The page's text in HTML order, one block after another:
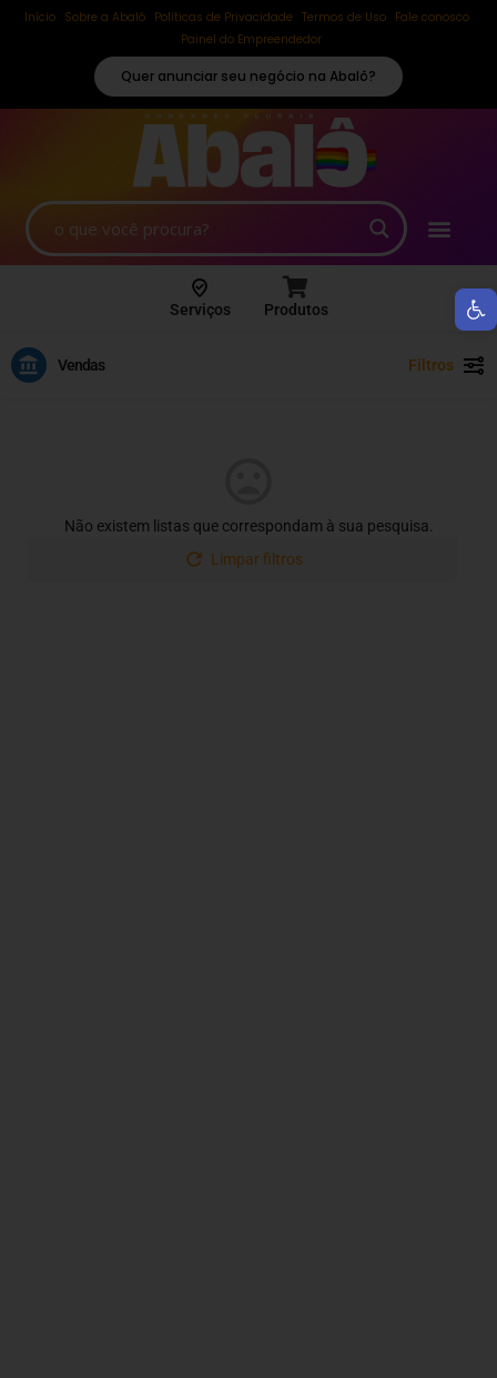
Início Sobre a Abalô Políticas de Privacidade Termos de Uso
Fale conosco
Painel do Empreendedor
Quer anunciar seu negócio na Abalô?
Serviços Produtos
Vendas Filtros
Não existem listas que correspondam à sua pesquisa.
Limpar filtros